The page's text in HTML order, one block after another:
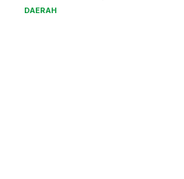
DAERAH